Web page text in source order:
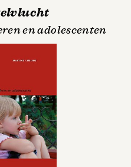
en adolescenten